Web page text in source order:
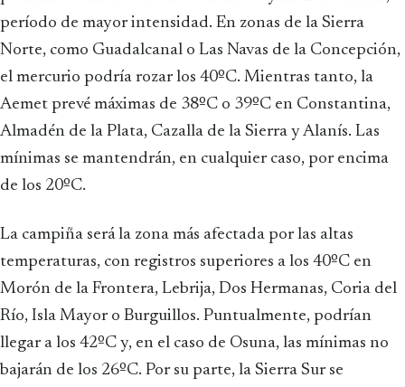
período de mayor intensidad. En zonas de la Sierra
Norte, como Guadalcanal o Las Navas de la Concepción,
el mercurio podría rozar los 40ºC. Mientras tanto, la
Aemet prevé máximas de 38ºC o 39ºC en Constantina,
Almadén de la Plata, Cazalla de la Sierra y Alanís. Las
mínimas se mantendrán, en cualquier caso, por encima
de los 20ºC.
La campiña será la zona más afectada por las altas
temperaturas, con registros superiores a los 40ºC en
Morón de la Frontera, Lebrija, Dos Hermanas, Coria del
Río, Isla Mayor o Burguillos. Puntualmente, podrían
llegar a los 42ºC y, en el caso de Osuna, las mínimas no
bajarán de los 26ºC. Por su parte, la Sierra Sur se